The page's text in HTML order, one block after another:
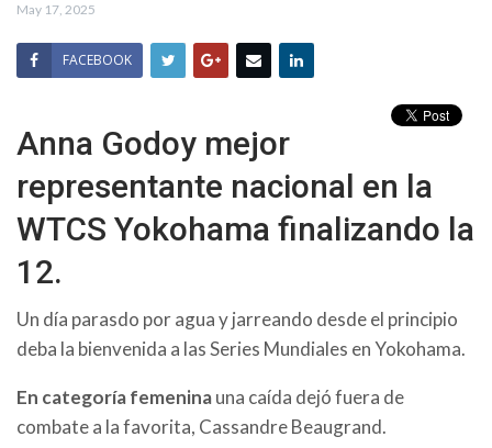
May 17, 2025
FACEBOOK
Anna Godoy mejor
representante nacional en la
WTCS Yokohama finalizando la
12.
Un día parasdo por agua y jarreando desde el principio
deba la bienvenida a las Series Mundiales en Yokohama.
En categoría femeninauna caída dejó fuera de
combate a la favorita, Cassandre Beaugrand.